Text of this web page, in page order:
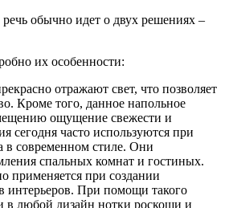
обычно идет о двух решениях –
их особенности:
отражают свет, что позволяет
Кроме того, данное напольное
ощущение свежести и
сегодня часто используются при
в современном стиле. Они
спальных комнат и гостиных.
применяется при создании
интерьеров. При помощи такого
в любой дизайн нотки роскоши и